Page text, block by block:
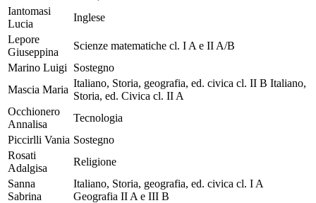
Iantomasi
Lucia
Inglese
Lepore
Giuseppina
Scienze matematiche cl. I A e II A/B
Marino Luigi
Sostegno
Mascia Maria
Italiano, Storia, geografia, ed. civica cl. II B Italiano,
Storia, ed. Civica cl. II A
Occhionero
Annalisa
Tecnologia
Piccirlli Vania Sostegno
Rosati
Adalgisa
Religione
Sanna
Sabrina
Italiano, Storia, geografia, ed. civica cl. I A
Geografia II A e III B